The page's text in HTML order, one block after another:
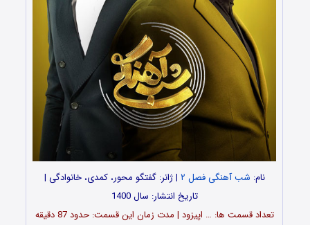
نام: شب آهنگی فصل ۲
| ژانر: گفتگو محور، کمدی، خانوادگی |
تاریخ انتشار: سال 1400
تعداد قسمت ها: … اپیزود | مدت زمان این قسمت: حدود 87 دقیقه